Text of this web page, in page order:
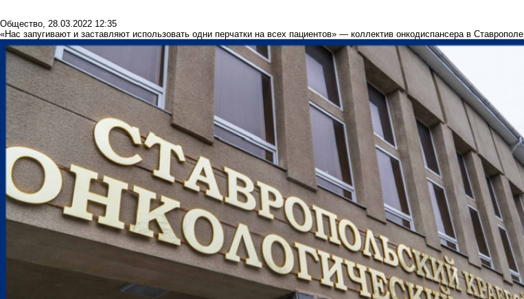
Общество, 28.03.2022 12:35
«Нас запугивают и заставляют использовать одни перчатки на всех пациентов» — коллектив онкодиспансера в Ставрополе